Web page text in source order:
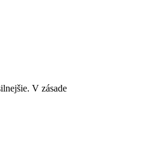
V zásade